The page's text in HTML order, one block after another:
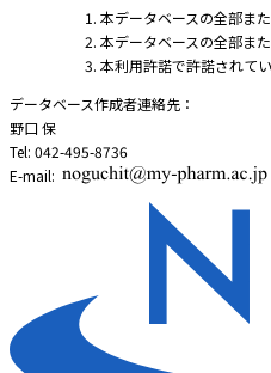
本データベースの全部ま
本データベースの全部ま
本利用許諾で許諾されて
データベース作成者連絡先：
野口 保
Tel: 042-495-8736
E-mail: